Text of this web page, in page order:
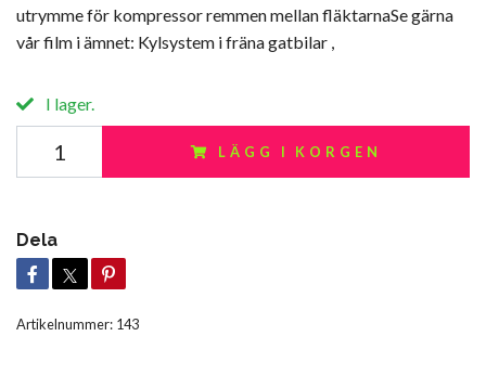
utrymme för kompressor remmen mellan fläktarnaSe gärna
vår film i ämnet: Kylsystem i fräna gatbilar ,
I lager.
LÄGG I KORGEN
Dela
Artikelnummer: 143